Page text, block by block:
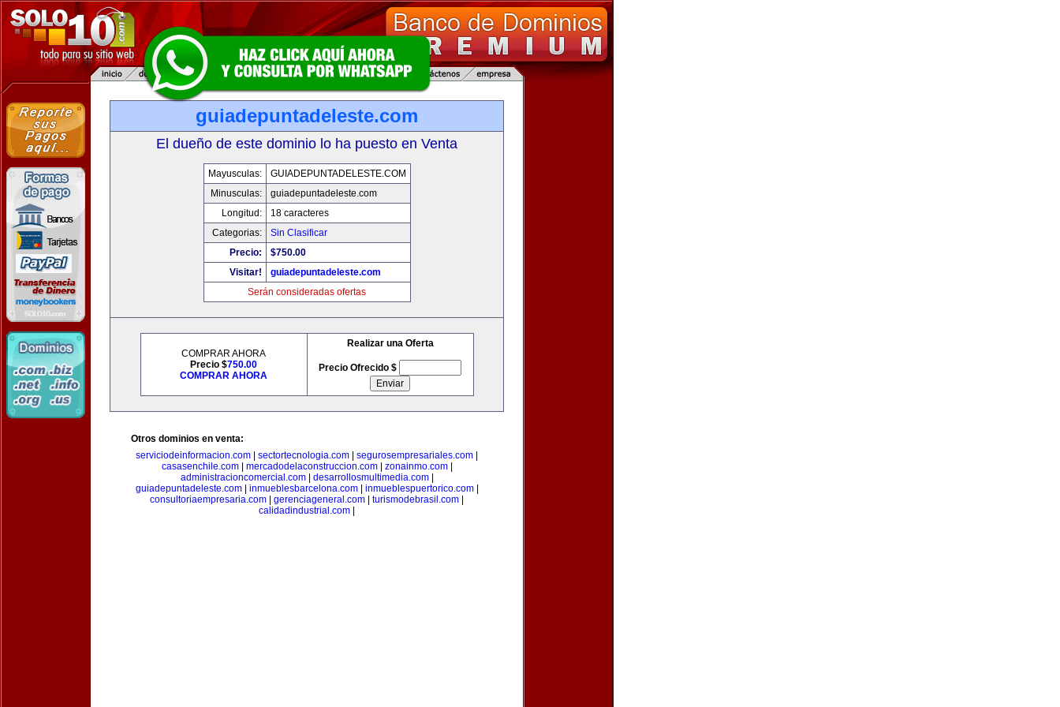
guiadepuntadeleste.com
El dueño de este dominio lo ha puesto en Venta
Mayusculas:
GUIADEPUNTADELESTE.COM
Minusculas:
guiadepuntadeleste.com
Longitud:
18 caracteres
Categorias:
Sin Clasificar
Precio:
$750.00
Visitar!
guiadepuntadeleste.com
Serán consideradas ofertas
COMPRAR AHORA
Precio $750.00
COMPRAR AHORA
Realizar una Oferta
Precio Ofrecido $
Otros dominios en venta:
serviciodeinformacion.com
sectortecnologia.com segurosempresariales.com
casasenchile.com| mercadodelaconstruccion.com| zonainmo.com|
administracioncomercial.com| desarrollosmultimedia.com|
guiadepuntadeleste.com| inmueblesbarcelona.com| inmueblespuertorico.com|
consultoriaempresaria.com
gerenciageneral.com turismodebrasil.com
calidadindustrial.com